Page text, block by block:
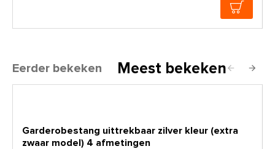
Eerder bekeken Meest bekeken
Garderobestang uittrekbaar zilver kleur (extra
zwaar model) 4 afmetingen